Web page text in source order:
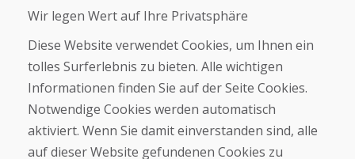
Über uns
Über uns
Geschäft
Kontakt
Kaufen
E-Shop
Wir legen Wert auf Ihre Privatsphäre
Diese Website verwendet Cookies, um Ihnen ein
tolles Surferlebnis zu bieten. Alle wichtigen
Informationen finden Sie auf der Seite Cookies.
Notwendige Cookies werden automatisch
aktiviert. Wenn Sie damit einverstanden sind, alle
auf dieser Website gefundenen Cookies zu